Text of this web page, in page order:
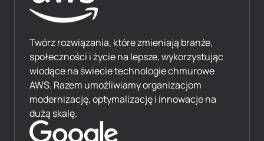
Twórz rozwiązania, które zmieniają branże,
społeczności i życie na lepsze, wykorzystując
wiodące na świecie technologie chmurowe
AWS. Razem umożliwiamy organizacjom
modernizację, optymalizację i innowacje na
dużą skalę.